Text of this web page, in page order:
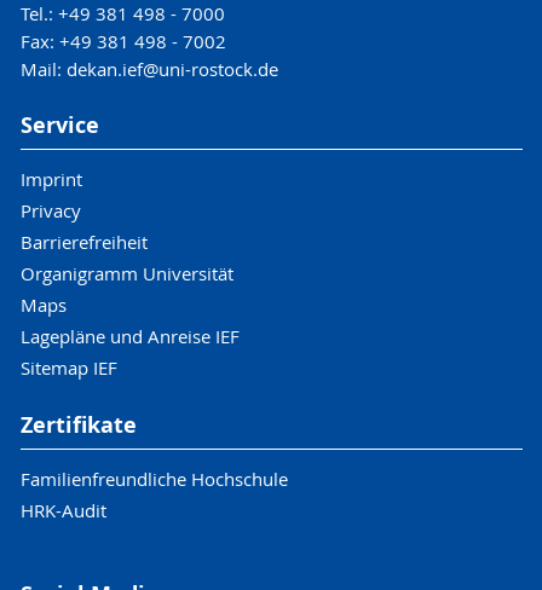
Tel.: +49 381 498 - 7000
Fax: +49 381 498 - 7002
Mail: dekan.ief@uni-rostock.de
Service
Imprint
Privacy
Barrierefreiheit
Organigramm Universität
Maps
Lagepläne und Anreise IEF
Sitemap IEF
Zertifikate
Familienfreundliche Hochschule
HRK-Audit